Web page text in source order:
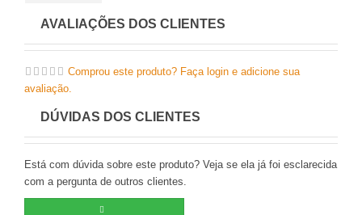
AVALIAÇÕES DOS CLIENTES
Comprou este produto? Faça login e adicione sua
avaliação.
DÚVIDAS DOS CLIENTES
Está com dúvida sobre este produto? Veja se ela já foi esclarecida
com a pergunta de outros clientes.